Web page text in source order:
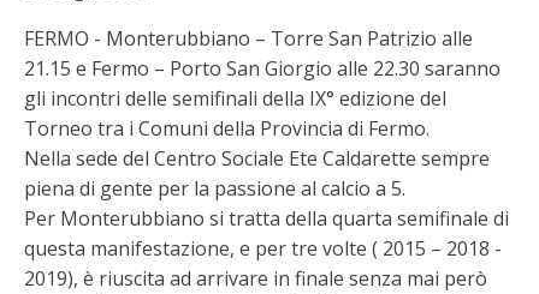
FERMO - Monterubbiano – Torre San Patrizio alle
21.15 e Fermo – Porto San Giorgio alle 22.30 saranno
gli incontri delle semifinali della IX° edizione del
Torneo tra i Comuni della Provincia di Fermo.
Nella sede del Centro Sociale Ete Caldarette sempre
piena di gente per la passione al calcio a 5.
Per Monterubbiano si tratta della quarta semifinale di
questa manifestazione, e per tre volte ( 2015 – 2018 -
2019), è riuscita ad arrivare in finale senza mai però